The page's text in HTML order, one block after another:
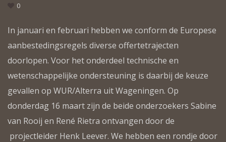
0
In januari en februari hebben we conform de Europese
aanbestedingsregels diverse offertetrajecten
doorlopen. Voor het onderdeel technische en
wetenschappelijke ondersteuning is daarbij de keuze
gevallen op WUR/Alterra uit Wageningen. Op
donderdag 16 maart zijn de beide onderzoekers Sabine
van Rooij en René Rietra ontvangen door de
projectleider Henk Leever. We hebben een rondje door